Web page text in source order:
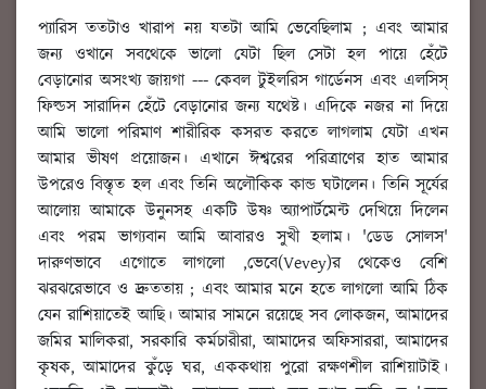
প্যারিস ততটাও খারাপ নয় যতটা আমি ভেবেছিলাম ; এবং আমার
জন্য ওখানে সবথেকে ভালো যেটা ছিল সেটা হল পায়ে হেঁটে
বেড়ানোর অসংখ্য জায়গা --- কেবল টুইলরিস গার্ডেনস এবং এলসিস্
ফিল্ডস সারাদিন হেঁটে বেড়ানোর জন্য যথেষ্ট। এদিকে নজর না দিয়ে
আমি ভালো পরিমাণ শারীরিক কসরত করতে লাগলাম যেটা এখন
আমার ভীষণ প্রয়োজন। এখানে ঈশ্বরের পরিত্রাণের হাত আমার
উপরেও বিস্তৃত হল এবং তিনি অলৌকিক কান্ড ঘটালেন। তিনি সূর্যের
আলোয় আমাকে উনুনসহ একটি উষ্ণ অ্যাপার্টমেন্ট দেখিয়ে দিলেন
এবং পরম ভাগ্যবান আমি আবারও সুখী হলাম। 'ডেড সোলস'
দারুণভাবে এগোতে লাগলো ,ভেবে(Vevey)র থেকেও বেশি
ঝরঝরেভাবে ও দ্রুততায় ; এবং আমার মনে হতে লাগলো আমি ঠিক
যেন রাশিয়াতেই আছি। আমার সামনে রয়েছে সব লোকজন, আমাদের
জমির মালিকরা, সরকারি কর্মচারীরা, আমাদের অফিসাররা, আমাদের
কৃষক, আমাদের কুঁড়ে ঘর, এককথায় পুরো রক্ষণশীল রাশিয়াটাই।